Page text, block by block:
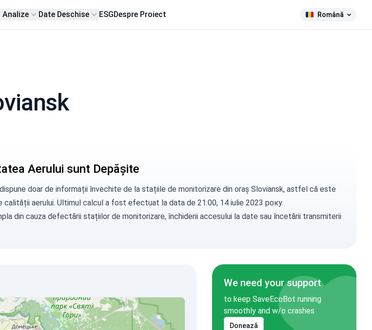
Analize Date Deschise ESGDespre Proiect Română
Aerului sunt Depășite
doar de informații învechite de la stațiile de monitorizare din oraș Sloviansk, astfel că este
calității aerului. Ultimul calcul a fost efectuat la data de 21:00, 14 iulie 2023 року.
din cauza defectării stațiilor de monitorizare, închiderii accesului la date sau încetării transmiterii
We need your support
to keep SaveEcoBot running
smoothly and w/o crashes
Donează